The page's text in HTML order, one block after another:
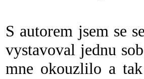
S autorem jsem se
vystavoval jednu
mne okouzlilo a